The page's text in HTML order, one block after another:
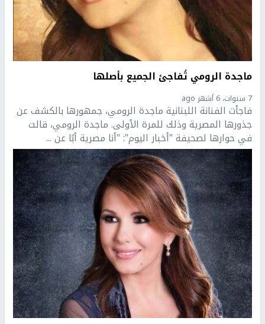
ماجدة الرومي تُفاجئ الجميع بأصلها
7 سنوات، 6 أشهر ago
فاجأت الفنانة اللبنانية ماجدة الرومي، جمهورها بالكشف عن
جذورها المصرية وذلك للمرة الأولى. ماجدة الرومي، قالت
في حوارها لصحيفة "أخبار اليوم": "أنا مصرية أبًا عن ...